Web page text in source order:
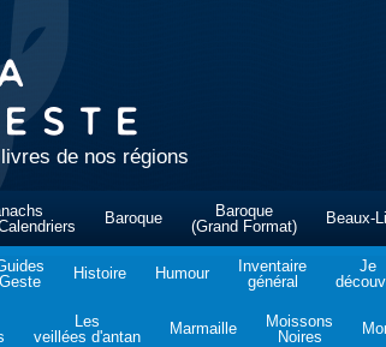
de nos régions
Baroque
Baroque
(Grand Format)
Beaux-
Geste
Histoire Humour
Inventaire
général
Je
Les
veillées d'antan
Marmaille
Moissons
Noires